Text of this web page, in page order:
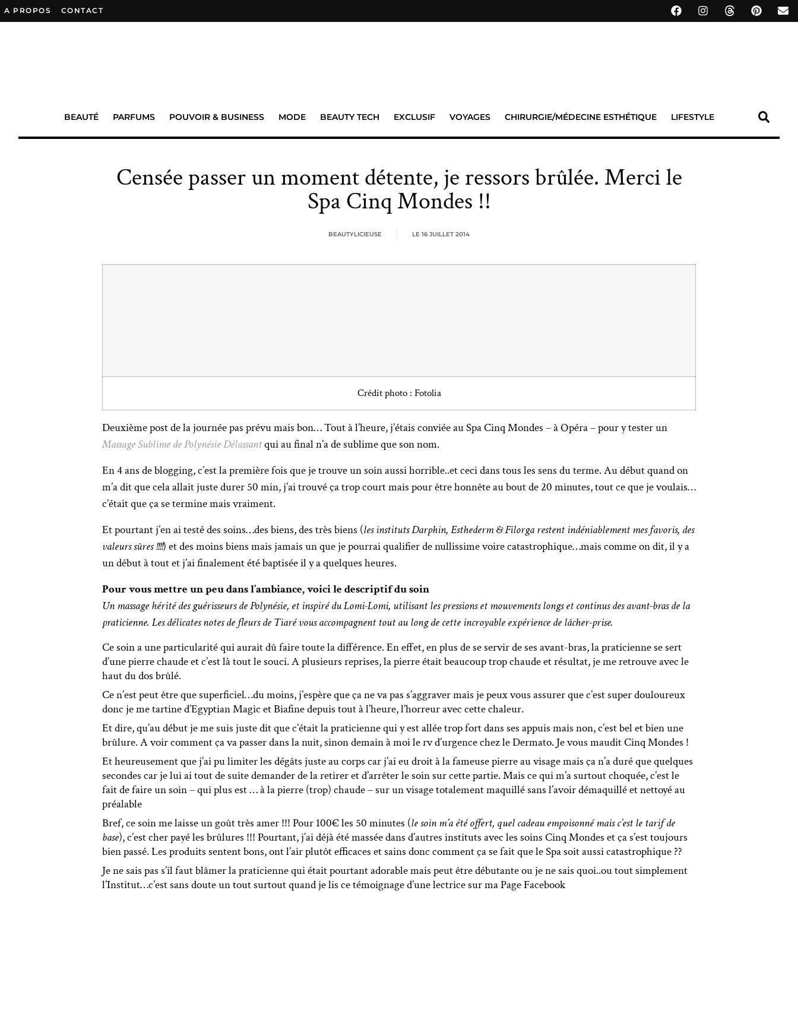
A PROPOS CONTACT
BEAUTÉ PARFUMS POUVOIR & BUSINESS MODE BEAUTY TECH EXCLUSIF VOYAGES CHIRURGIE/MÉDECINE ESTHÉTIQUE LIFESTYLE
Censée passer un moment détente, je ressors brûlée. Merci le
Spa Cinq Mondes !!
BEAUTYLICIEUSE LE 16 JUILLET 2014
Crédit photo : Fotolia
Deuxième post de la journée pas prévu mais bon… Tout à l’heure, j’étais conviée au Spa Cinq Mondes – à Opéra – pour y tester un
Massage Sublime de Polynésie Délassantqui au final n’a de sublime que son nom.
En 4 ans de blogging, c’est la première fois que je trouve un soin aussi horrible..et ceci dans tous les sens du terme. Au début quand on
m’a dit que cela allait juste durer 50 min, j’ai trouvé ça trop court mais pour être honnête au bout de 20 minutes, tout ce que je voulais…
c’était que ça se termine mais vraiment.
Et pourtant j’en ai testé des soins…des biens, des très biens (les instituts Darphin, Esthederm & Filorga restent indéniablement mes favoris, des
valeurs sûres !!!!) et des moins biens mais jamais un que je pourrai qualifier de nullissime voire catastrophique…mais comme on dit, il y a
un début à tout et j’ai finalement été baptisée il y a quelques heures.
Pour vous mettre un peu dans l’ambiance, voici le descriptif du soin
Un massage hérité des guérisseurs de Polynésie, et inspiré du Lomi-Lomi, utilisant les pressions et mouvements longs et continus des avant-bras de la
praticienne. Les délicates notes de fleurs de Tiaré vous accompagnent tout au long de cette incroyable expérience de lâcher-prise.
Ce soin a une particularité qui aurait dû faire toute la différence. En effet, en plus de se servir de ses avant-bras, la praticienne se sert
d’une pierre chaude et c’est là tout le souci. A plusieurs reprises, la pierre était beaucoup trop chaude et résultat, je me retrouve avec le
haut du dos brûlé.
Ce n’est peut être que superficiel…du moins, j’espère que ça ne va pas s’aggraver mais je peux vous assurer que c’est super douloureux
donc je me tartine d’Egyptian Magic et Biafine depuis tout à l’heure, l’horreur avec cette chaleur.
Et dire, qu’au début je me suis juste dit que c’était la praticienne qui y est allée trop fort dans ses appuis mais non, c’est bel et bien une
brûlure. A voir comment ça va passer dans la nuit, sinon demain à moi le rv d’urgence chez le Dermato. Je vous maudit Cinq Mondes !
Et heureusement que j’ai pu limiter les dégâts juste au corps car j’ai eu droit à la fameuse pierre au visage mais ça n’a duré que quelques
secondes car je lui ai tout de suite demander de la retirer et d’arrêter le soin sur cette partie. Mais ce qui m’a surtout choquée, c’est le
fait de faire un soin – qui plus est … à la pierre (trop) chaude – sur un visage totalement maquillé sans l’avoir démaquillé et nettoyé au
préalable
Bref, ce soin me laisse un goût très amer !!! Pour 100€ les 50 minutes (le soin m’a été offert, quel cadeau empoisonné mais c’est le tarif de
base), c’est cher payé les brûlures !!! Pourtant, j’ai déjà été massée dans d’autres instituts avec les soins Cinq Mondes et ça s’est toujours
bien passé. Les produits sentent bons, ont l’air plutôt efficaces et sains donc comment ça se fait que le Spa soit aussi catastrophique ??
Je ne sais pas s’il faut blâmer la praticienne qui était pourtant adorable mais peut être débutante ou je ne sais quoi..ou tout simplement
l’Institut…c’est sans doute un tout surtout quand je lis ce témoignage d’une lectrice sur ma Page Facebook